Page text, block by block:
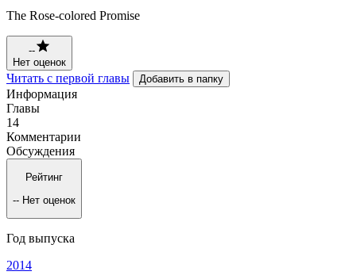
The Rose-colored Promise
--
Нет оценок
Читать с первой главы Добавить в папку
Информация
Главы
14
Комментарии
Обсуждения
Рейтинг
-- Нет оценок
Год выпуска
2014